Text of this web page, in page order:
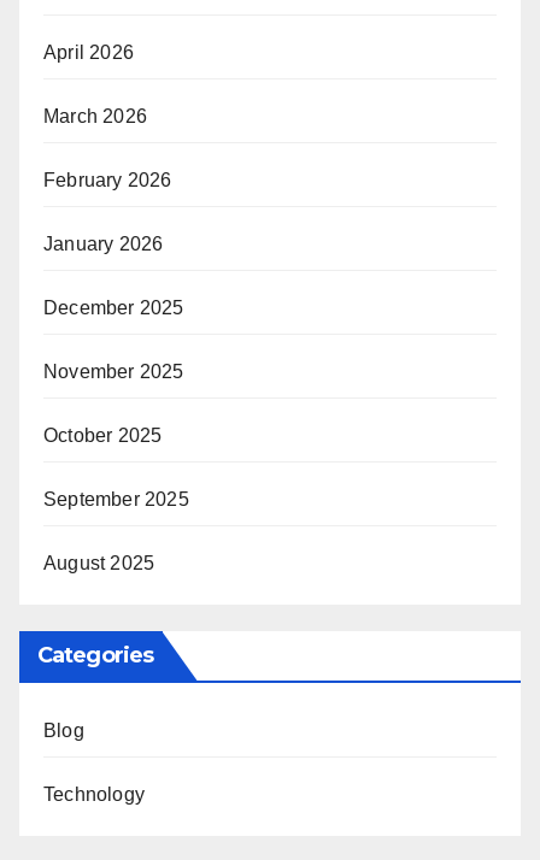
April 2026
March 2026
February 2026
January 2026
December 2025
November 2025
October 2025
September 2025
August 2025
Categories
Blog
Technology